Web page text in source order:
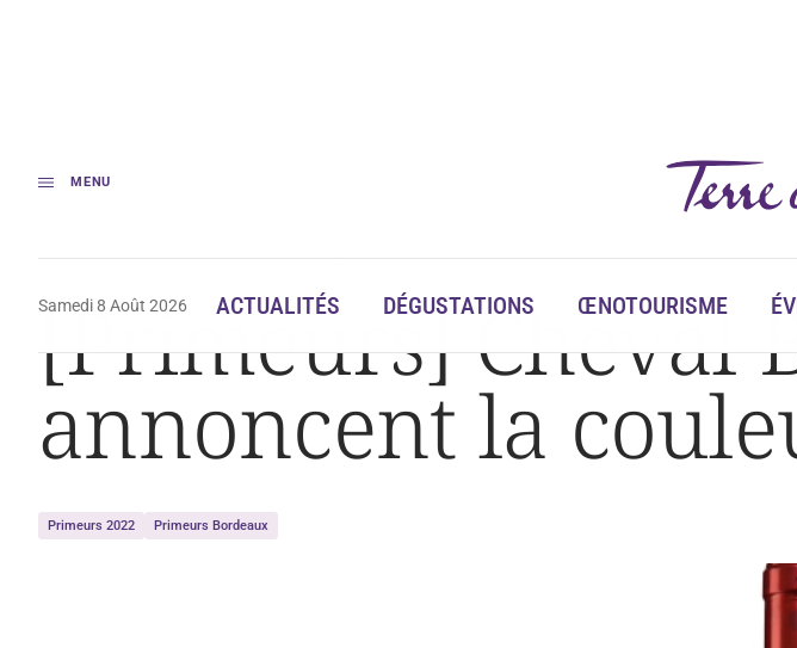
MENU
Samedi 8 Août 2026 ACTUALITÉS DÉGUSTATIONS ŒNOTOURISME
Accueil Dégustation [Primeurs] Cheval Blanc et Angélus annoncent la couleur !
[Primeurs] Cheval
annoncent la
Primeurs 2022 Primeurs Bordeaux